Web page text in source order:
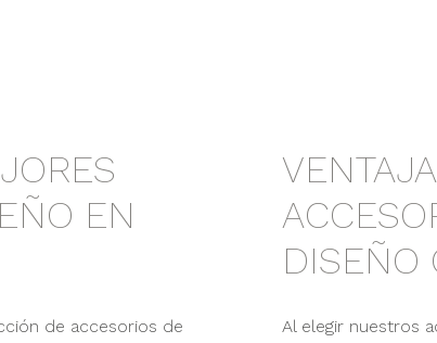
EN
de accesorios de
DISEÑO
Al elegir nuestros